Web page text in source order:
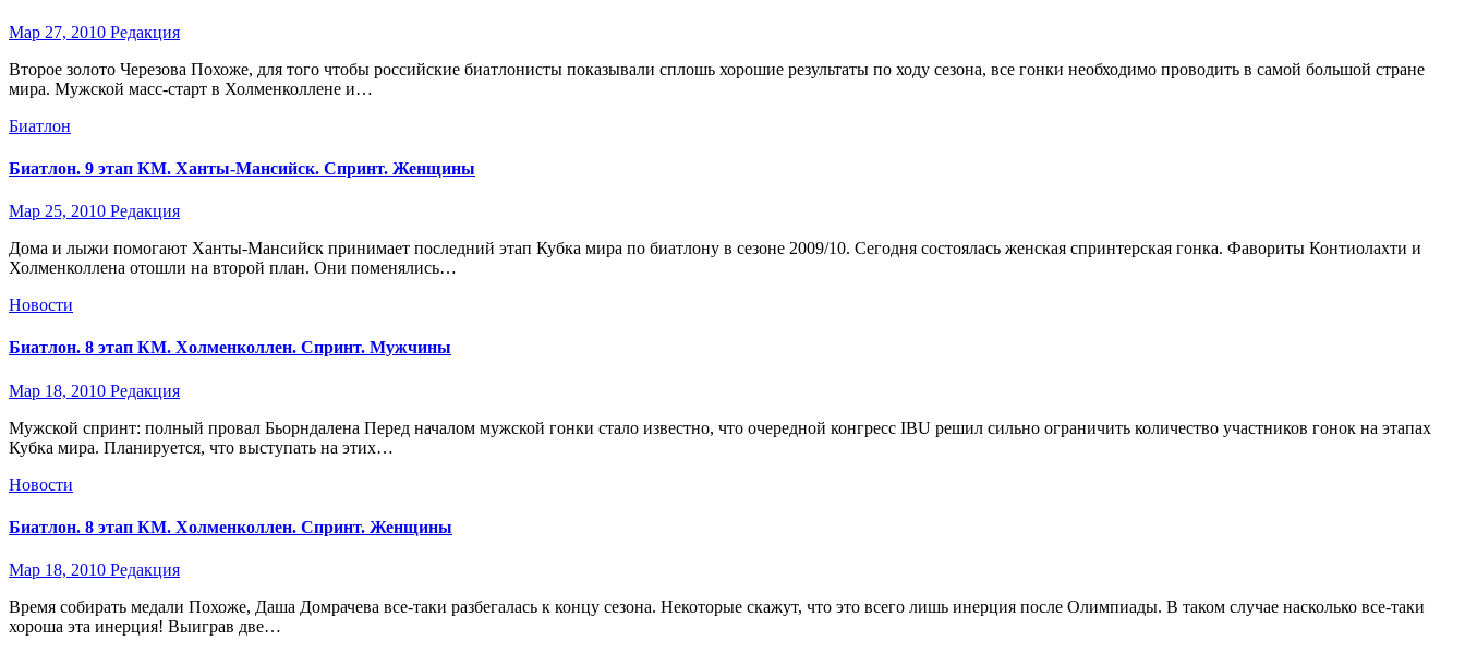
Мар 27, 2010 Редакция
Второе золото Черезова Похоже, для того чтобы российские биатлонисты показывали сплошь хорошие результаты по ходу сезона, все гонки необходимо проводить в самой большой стране
мира. Мужской масс-старт в Холменколлене и…
Биатлон
Биатлон. 9 этап КМ. Ханты-Мансийск. Спринт. Женщины
Мар 25, 2010 Редакция
Дома и лыжи помогают Ханты-Мансийск принимает последний этап Кубка мира по биатлону в сезоне 2009/10. Сегодня состоялась женская спринтерская гонка. Фавориты Контиолахти и
Холменколлена отошли на второй план. Они поменялись…
Новости
Биатлон. 8 этап КМ. Холменколлен. Спринт. Мужчины
Мар 18, 2010 Редакция
Мужской спринт: полный провал Бьорндалена Перед началом мужской гонки стало известно, что очередной конгресс IBU решил сильно ограничить количество участников гонок на этапах
Кубка мира. Планируется, что выступать на этих…
Новости
Биатлон. 8 этап КМ. Холменколлен. Спринт. Женщины
Мар 18, 2010 Редакция
Время собирать медали Похоже, Даша Домрачева все-таки разбегалась к концу сезона. Некоторые скажут, что это всего лишь инерция после Олимпиады. В таком случае насколько все-таки
хороша эта инерция! Выиграв две…